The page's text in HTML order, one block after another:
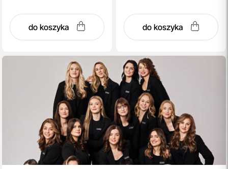
do koszyka do koszyka